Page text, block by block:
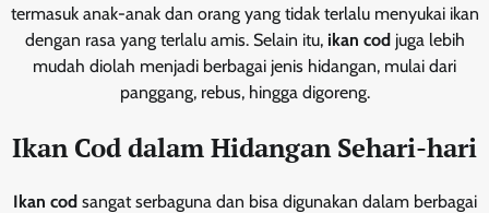
termasuk anak-anak dan orang yang tidak terlalu menyukai ikan
dengan rasa yang terlalu amis. Selain itu, ikan cod juga lebih
mudah diolah menjadi berbagai jenis hidangan, mulai dari
panggang, rebus, hingga digoreng.
Ikan Cod dalam Hidangan Sehari-hari
Ikan cod sangat serbaguna dan bisa digunakan dalam berbagai